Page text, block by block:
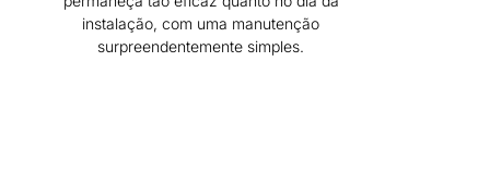
instalação, com uma manutenção
surpreendentemente simples.